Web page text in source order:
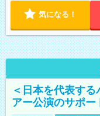
気になる！
＜日本を代表す
アー公演のサポ